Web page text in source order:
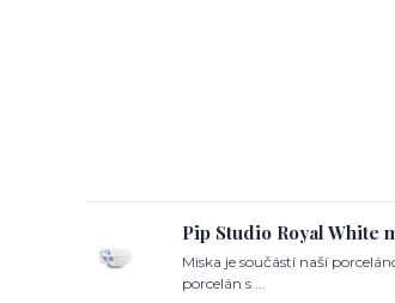
Pip Studio Royal White
Miska je součástí naší
porcelán s ...